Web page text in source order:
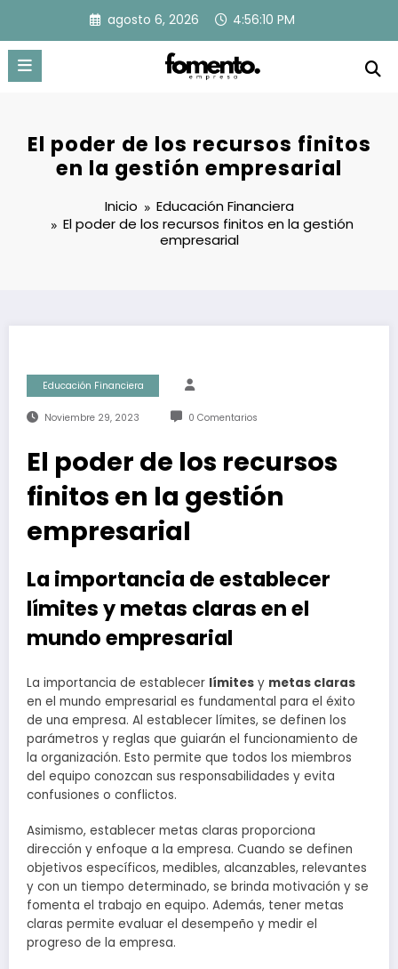
contenido
agosto 6, 2026 4:56:11 PM
El poder de los recursos finitos
en la gestión empresarial
Inicio
Educación Financiera
El poder de los recursos finitos en la gestión
empresarial
Educación Financiera
Noviembre 29, 2023 0 Comentarios
El poder de los recursos
finitos en la gestión
empresarial
La importancia de establecer
límites y metas claras en el
mundo empresarial
La importancia de establecer límites y metas claras
en el mundo empresarial es fundamental para el éxito
de una empresa. Al establecer límites, se definen los
parámetros y reglas que guiarán el funcionamiento de
la organización. Esto permite que todos los miembros
del equipo conozcan sus responsabilidades y evita
confusiones o conflictos.
Asimismo, establecer metas claras proporciona
dirección y enfoque a la empresa. Cuando se definen
objetivos específicos, medibles, alcanzables, relevantes
y con un tiempo determinado, se brinda motivación y se
fomenta el trabajo en equipo. Además, tener metas
claras permite evaluar el desempeño y medir el
progreso de la empresa.